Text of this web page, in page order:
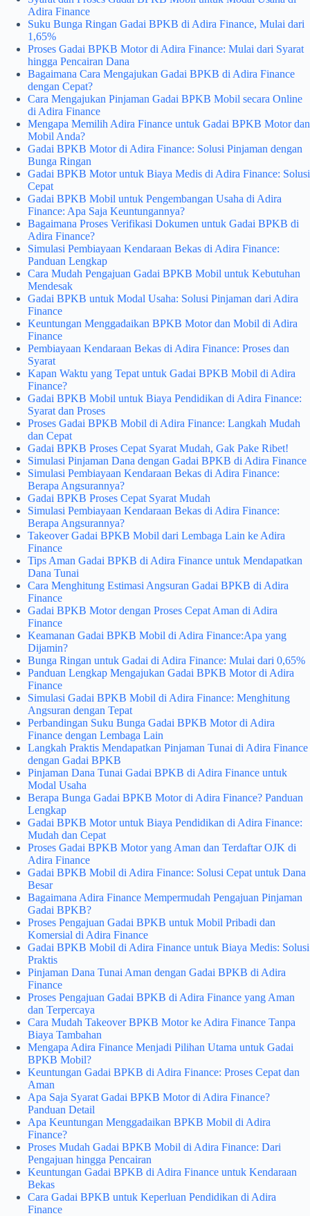
Adira Finance
Suku Bunga Ringan Gadai BPKB di Adira Finance, Mulai dari
1,65%
Proses Gadai BPKB Motor di Adira Finance: Mulai dari Syarat
hingga Pencairan Dana
Bagaimana Cara Mengajukan Gadai BPKB di Adira Finance
dengan Cepat?
Cara Mengajukan Pinjaman Gadai BPKB Mobil secara Online
di Adira Finance
Mengapa Memilih Adira Finance untuk Gadai BPKB Motor dan
Mobil Anda?
Gadai BPKB Motor di Adira Finance: Solusi Pinjaman dengan
Bunga Ringan
Gadai BPKB Motor untuk Biaya Medis di Adira Finance: Solusi
Cepat
Gadai BPKB Mobil untuk Pengembangan Usaha di Adira
Finance: Apa Saja Keuntungannya?
Bagaimana Proses Verifikasi Dokumen untuk Gadai BPKB di
Adira Finance?
Simulasi Pembiayaan Kendaraan Bekas di Adira Finance:
Panduan Lengkap
Cara Mudah Pengajuan Gadai BPKB Mobil untuk Kebutuhan
Mendesak
Gadai BPKB untuk Modal Usaha: Solusi Pinjaman dari Adira
Finance
Keuntungan Menggadaikan BPKB Motor dan Mobil di Adira
Finance
Pembiayaan Kendaraan Bekas di Adira Finance: Proses dan
Syarat
Kapan Waktu yang Tepat untuk Gadai BPKB Mobil di Adira
Finance?
Gadai BPKB Mobil untuk Biaya Pendidikan di Adira Finance:
Syarat dan Proses
Proses Gadai BPKB Mobil di Adira Finance: Langkah Mudah
dan Cepat
Gadai BPKB Proses Cepat Syarat Mudah, Gak Pake Ribet!
Simulasi Pinjaman Dana dengan Gadai BPKB di Adira Finance
Simulasi Pembiayaan Kendaraan Bekas di Adira Finance:
Berapa Angsurannya?
Gadai BPKB Proses Cepat Syarat Mudah
Simulasi Pembiayaan Kendaraan Bekas di Adira Finance:
Berapa Angsurannya?
Takeover Gadai BPKB Mobil dari Lembaga Lain ke Adira
Finance
Tips Aman Gadai BPKB di Adira Finance untuk Mendapatkan
Dana Tunai
Cara Menghitung Estimasi Angsuran Gadai BPKB di Adira
Finance
Gadai BPKB Motor dengan Proses Cepat Aman di Adira
Finance
Keamanan Gadai BPKB Mobil di Adira Finance:Apa yang
Dijamin?
Bunga Ringan untuk Gadai di Adira Finance: Mulai dari 0,65%
Panduan Lengkap Mengajukan Gadai BPKB Motor di Adira
Finance
Simulasi Gadai BPKB Mobil di Adira Finance: Menghitung
Angsuran dengan Tepat
Perbandingan Suku Bunga Gadai BPKB Motor di Adira
Finance dengan Lembaga Lain
Langkah Praktis Mendapatkan Pinjaman Tunai di Adira Finance
dengan Gadai BPKB
Pinjaman Dana Tunai Gadai BPKB di Adira Finance untuk
Modal Usaha
Berapa Bunga Gadai BPKB Motor di Adira Finance? Panduan
Lengkap
Gadai BPKB Motor untuk Biaya Pendidikan di Adira Finance:
Mudah dan Cepat
Proses Gadai BPKB Motor yang Aman dan Terdaftar OJK di
Adira Finance
Gadai BPKB Mobil di Adira Finance: Solusi Cepat untuk Dana
Besar
Bagaimana Adira Finance Mempermudah Pengajuan Pinjaman
Gadai BPKB?
Proses Pengajuan Gadai BPKB untuk Mobil Pribadi dan
Komersial di Adira Finance
Gadai BPKB Mobil di Adira Finance untuk Biaya Medis: Solusi
Praktis
Pinjaman Dana Tunai Aman dengan Gadai BPKB di Adira
Finance
Proses Pengajuan Gadai BPKB di Adira Finance yang Aman
dan Terpercaya
Cara Mudah Takeover BPKB Motor ke Adira Finance Tanpa
Biaya Tambahan
Mengapa Adira Finance Menjadi Pilihan Utama untuk Gadai
BPKB Mobil?
Keuntungan Gadai BPKB di Adira Finance: Proses Cepat dan
Aman
Apa Saja Syarat Gadai BPKB Motor di Adira Finance?
Panduan Detail
Apa Keuntungan Menggadaikan BPKB Mobil di Adira
Finance?
Proses Mudah Gadai BPKB Mobil di Adira Finance: Dari
Pengajuan hingga Pencairan
Keuntungan Gadai BPKB di Adira Finance untuk Kendaraan
Bekas
Cara Gadai BPKB untuk Keperluan Pendidikan di Adira
Finance